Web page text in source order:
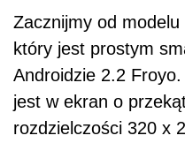
Zacznijmy od modelu
który jest prostym
Androidzie 2.2
jest w ekran o
rozdzielczości 320 x